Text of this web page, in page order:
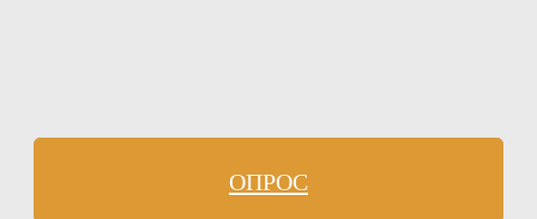
ОПРОС